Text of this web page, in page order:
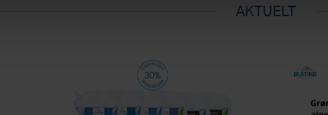
AKTUELT